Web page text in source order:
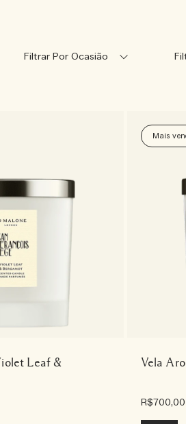
Filtrar Por Ocasião
Leaf &
Mais
Vela
R$700,00